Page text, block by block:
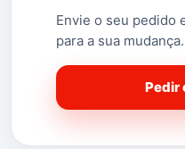
Envie o seu pedido
para a sua mudança.
Pedir